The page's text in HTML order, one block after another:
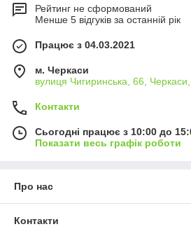
Рейтинг не сформований
Менше 5 відгуків за останній рік
Працює з 04.03.2021
м. Черкаси
вулиця Чигиринська, 66, Черкаси,
Контакти
Сьогодні працює з 10:00 до
Показати весь графік роботи
Про нас
Контакти